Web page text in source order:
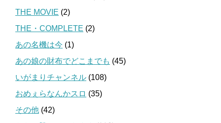
THE MOVIE (2)
THE・COMPLETE (2)
あの名機は今 (1)
あの娘の財布でどこまでも (45)
いがまりチャンネル (108)
おめぇらなんかスロ (35)
その他 (42)